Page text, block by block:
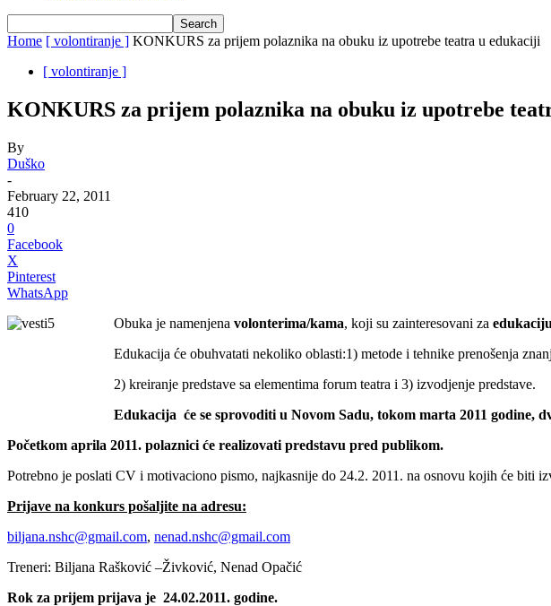
Home [ volontiranje ] KONKURS za prijem polaznika na obuku iz upotrebe teatra u edukaciji
[ volontiranje ]
KONKURS za prijem polaznika na obuku iz upotrebe
By
Duško
-
February 22, 2011
410
0
Facebook
X
Pinterest
WhatsApp
Obuka je namenjena volonterima/kama, koji su zainteresovani za
Edukacija će obuhvatati nekoliko oblasti:1) metode i tehnike prenošenja
2) kreiranje predstave sa elementima forum teatra i 3) izvodjenje predstave.
Edukacija će se sprovoditi u Novom Sadu, tokom marta 2011 godine,
Početkom aprila 2011. polaznici će realizovati predstavu pred publikom.
Potrebno je poslati CV i motivaciono pismo, najkasnije do 24.2. 2011. na osnovu kojih će biti
Prijave na konkurs pošaljite na adresu:
biljana.nshc@gmail.com, nenad.nshc@gmail.com
Treneri: Biljana Rašković –Živković, Nenad Opačić
Rok za prijem prijava je 24.02.2011. godine.